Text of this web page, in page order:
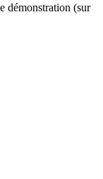
démonstration (sur